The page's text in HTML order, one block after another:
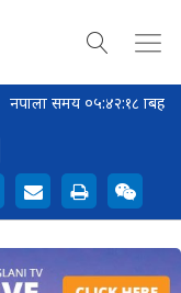
नेपाली समय ०५:४२:२० बिहान